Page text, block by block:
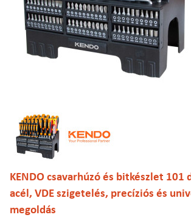
KENDO csavarhúzó és bitkészlet 101
acél, VDE szigetelés, precíziós és
megoldás